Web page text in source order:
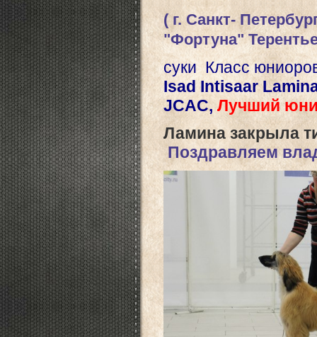
( г. Санкт-
"Фортуна"
cуки Класс
Isad Intisaar
JCAC,Лучший
Ламина закрыла
Поздравляем